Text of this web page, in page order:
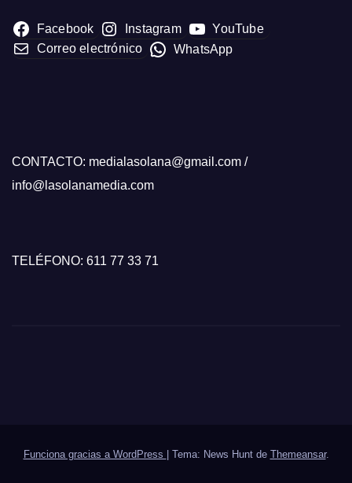
Facebook Instagram
YouTube
Correo electrónico
WhatsApp
CONTACTO: medialasolana@gmail.com /
info@lasolanamedia.com
TELÉFONO: 611 77 33 71
Funciona gracias a WordPress Tema: News Hunt de Themeansar.